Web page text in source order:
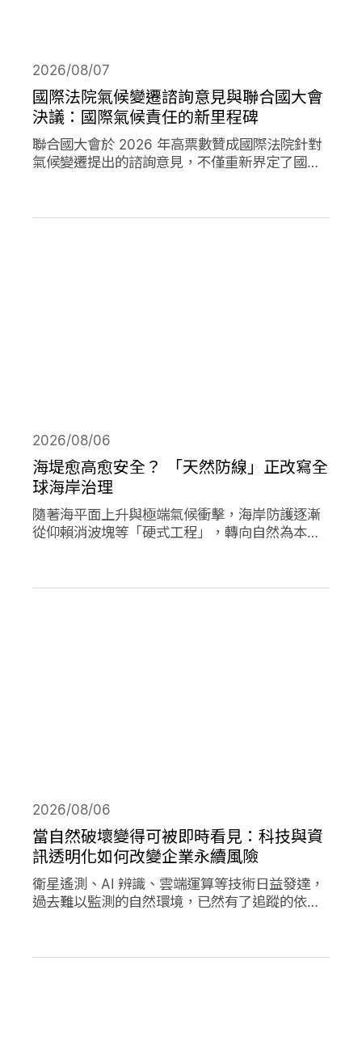
國際法院氣候變遷諮詢意見與聯合國大會
決議：國際氣候責任的新里程碑
2026/08/07
聯合國大會於 2026 年高票數贊成國際法院針對
氣候變遷提出的諮詢意見，不僅重新界定了國際
律責任的承諾。
海堤愈高愈安全？ 「天然防線」正改寫全
球海岸治理
2026/08/06
隨著海平面上升與極端氣候衝擊，海岸防護逐漸
從仰賴消波塊等「硬式工程」，轉向自然為本的
成為守護海岸的「天然防線」。
當自然破壞變得可被即時看見：科技與資
訊透明化如何改變企業永續風險
2026/08/06
衛星遙測、AI 辨識、雲端運算等技術日益發達，
過去難以監測的自然環境，已然有了追蹤的依